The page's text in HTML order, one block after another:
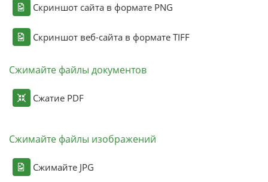
Скриншот сайта в формате PNG
Скриншот веб-сайта в формате TIFF
Сжимайте файлы документов
Сжатие PDF
Сжимайте файлы изображений
Сжимайте JPG